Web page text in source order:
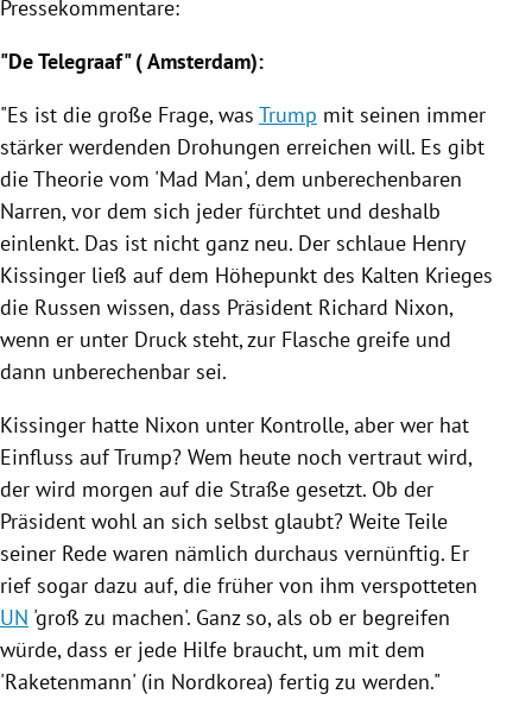
Pressekommentare:
"De Telegraaf" (Amsterdam):
"Es ist die große Frage, was Trump mit seinen immer
stärker werdenden Drohungen erreichen will. Es gibt
die Theorie vom 'Mad Man', dem unberechenbaren
Narren, vor dem sich jeder fürchtet und deshalb
einlenkt. Das ist nicht ganz neu. Der schlaue Henry
Kissinger ließ auf dem Höhepunkt des Kalten Krieges
die Russen wissen, dass Präsident Richard Nixon,
wenn er unter Druck steht, zur Flasche greife und
dann unberechenbar sei.
Kissinger hatte Nixon unter Kontrolle, aber wer hat
Einfluss aufTrump? Wem heute noch vertraut wird,
der wird morgen auf die Straße gesetzt. Ob der
Präsident wohl an sich selbst glaubt? Weite Teile
seiner Rede waren nämlich durchaus vernünftig. Er
rief sogar dazu auf, die früher von ihm verspotteten
UN 'groß zu machen'. Ganz so, als ob er begreifen
würde, dass er jede Hilfe braucht, um mit dem
'Raketenmann' (in Nordkorea) fertig zu werden."